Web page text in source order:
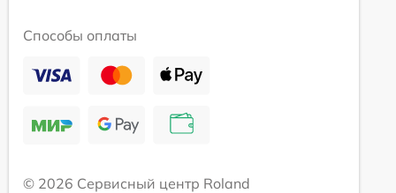
Способы оплаты
© 2026 Сервисный центр Roland